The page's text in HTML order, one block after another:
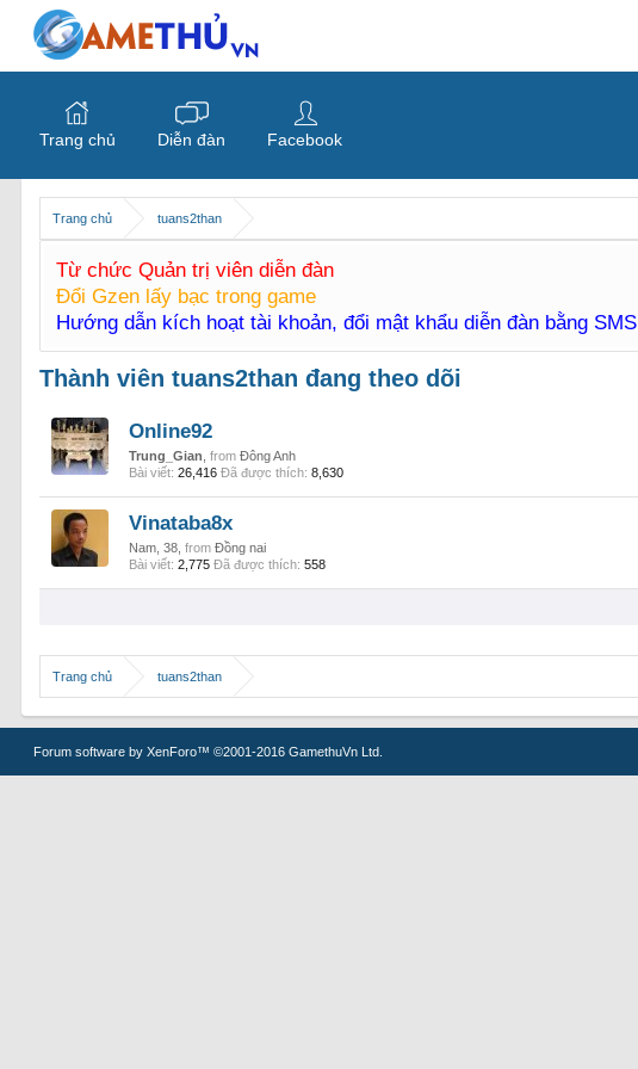
Trang chủ tuans2than
Từ chức Quản trị viên diễn đàn
Đổi Gzen lấy bạc trong game
Hướng dẫn kích hoạt tài khoản, đổi mật khẩu diễn đàn bằng SMS
Thành viên tuans2than đang theo dõi
Online92
Trung_Gian ,from Đông Anh
Bài viết: 26,416 Đã được thích: 8,630
Vinataba8x
Nam, 38,from Đồng nai
Bài viết: 2,775 Đã được thích: 558
Trang chủ tuans2than
Trang chủ Diễn đàn Facebook
Forum software by XenForo™©2001-2016 GamethuVn Ltd.